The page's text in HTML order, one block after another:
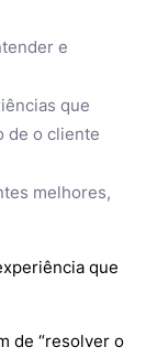
e
que
de o cliente
melhores,
que
de “resolver o